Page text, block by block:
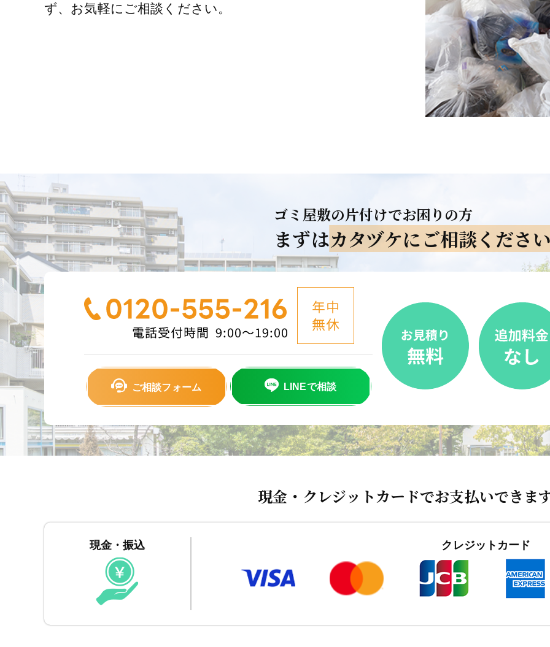
ず、お気軽にご相談ください。
ゴミ屋敷の片付けでお困りの方
まずはカタヅケにご相談くださ
ご相談フォーム LINEで相談
現金・クレジットカードでお支払いできま
現金・振込 クレジットカード